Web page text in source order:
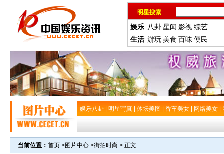
明星搜索
娱乐 八卦星闻 影视综艺
生活 游玩 美食 百味便民
娱乐八卦 明星写真 体坛美图 香车美女 网络美女
当前位置： 首页 >图片中心 >街拍时尚 > 正文